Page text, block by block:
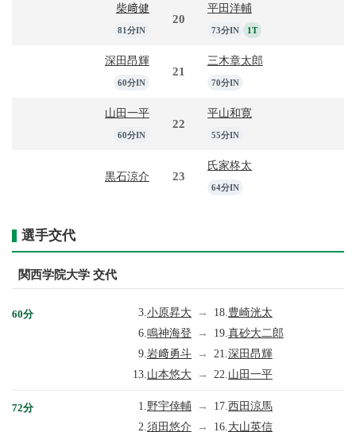
柴﨑健
81分IN
20
平田洋輔
73分IN 1T
深田昂輝
60分IN
21
三木章太郎
70分IN
山田一平
60分IN
22
平山和寛
55分IN
黒石涼介 23
氏家柊太
64分IN
選手交代
関西学院大学 交代
60分 3. 小原昇大 → 18. 豊崎洸太
6. 鳴神海登 → 19. 真砂大二郎
9. 岩﨑勇斗 → 21. 深田昂輝
13. 山本悠大 → 22. 山田一平
72分 1. 野宇倖輔 → 17. 西田涼馬
2. 須田悠介 → 16. 大山英信